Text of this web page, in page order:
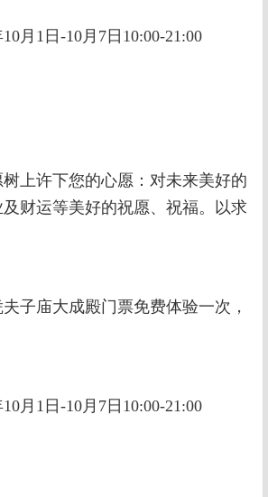
月1日-10月7日10:00-21:00
上许下您的心愿：对未来美好的
财运等美好的祝愿、祝福。以求
子庙大成殿门票免费体验一次，
月1日-10月7日10:00-21:00